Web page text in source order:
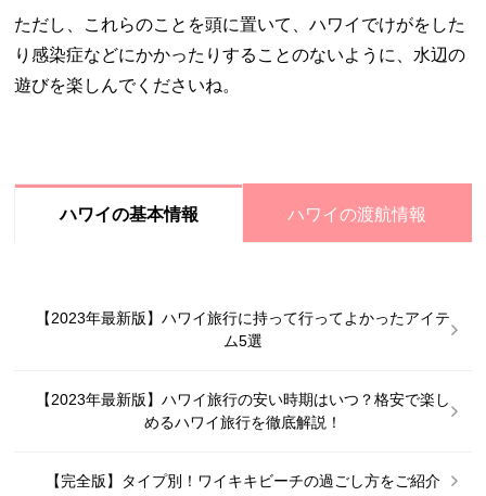
ただし、これらのことを頭に置いて、ハワイでけがをした
り感染症などにかかったりすることのないように、水辺の
遊びを楽しんでくださいね。
ハワイの基本情報 ハワイの渡航情報
【2023年最新版】ハワイ旅行に持って行ってよかったアイテ
ム5選
【2023年最新版】ハワイ旅行の安い時期はいつ？格安で楽し
めるハワイ旅行を徹底解説！
【完全版】タイプ別！ワイキキビーチの過ごし方をご紹介